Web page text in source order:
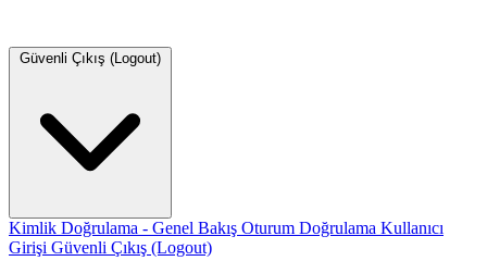
Güvenli Çıkış (Logout)
Kimlik Doğrulama - Genel Bakış Oturum Doğrulama Kullanıcı
Girişi Güvenli Çıkış (Logout)